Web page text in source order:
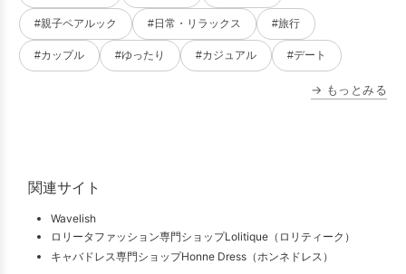
#親子ペアルック #日常・リラックス #旅行
#カップル #ゆったり #カジュアル #デート
→ もっとみる
関連サイト
Wavelish
ロリータファッション専門ショップLolitique（ロリティーク）
キャバドレス専門ショップHonne Dress（ホンネドレス）